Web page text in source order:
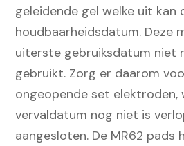
geleidende gel welke uit kan
houdbaarheidsdatum. Deze
uiterste gebruiksdatum niet
gebruikt. Zorg er daarom
ongeopende set elektroden,
vervaldatum nog niet is
aangesloten. De MR62 pads